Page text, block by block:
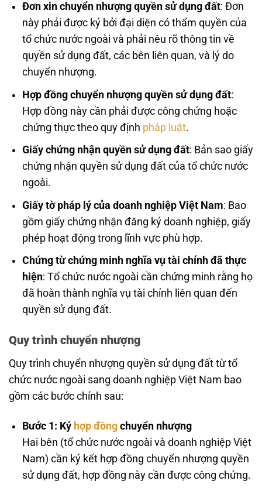
Đơn xin chuyển nhượng quyền sử dụng đất: Đơn
này phải được ký bởi đại diện có thẩm quyền của
tổ chức nước ngoài và phải nêu rõ thông tin về
quyền sử dụng đất, các bên liên quan, và lý do
chuyển nhượng.
Hợp đồng chuyển nhượng quyền sử dụng đất:
Hợp đồng này cần phải được công chứng hoặc
chứng thực theo quy định pháp luật.
Giấy chứng nhận quyền sử dụng đất: Bản sao giấy
chứng nhận quyền sử dụng đất của tổ chức nước
ngoài.
Giấy tờ pháp lý của doanh nghiệp Việt Nam: Bao
gồm giấy chứng nhận đăng ký doanh nghiệp, giấy
phép hoạt động trong lĩnh vực phù hợp.
Chứng từ chứng minh nghĩa vụ tài chính đã thực
hiện: Tổ chức nước ngoài cần chứng minh rằng họ
đã hoàn thành nghĩa vụ tài chính liên quan đến
quyền sử dụng đất.
Quy trình chuyển nhượng
Quy trình chuyển nhượng quyền sử dụng đất từ tổ
chức nước ngoài sang doanh nghiệp Việt Nam bao
gồm các bước chính sau:
Bước 1: Kýhợp đồngchuyển nhượng
Hai bên (tổ chức nước ngoài và doanh nghiệp Việt
Nam) cần ký kết hợp đồng chuyển nhượng quyền
sử dụng đất, hợp đồng này cần được công chứng.